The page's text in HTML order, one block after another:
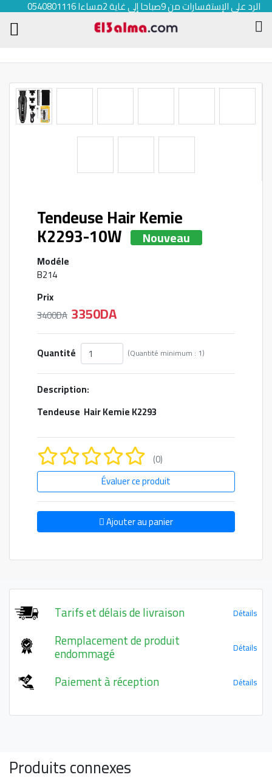
الرد على الإستفسارات من 9صباحا إلى غاية 2مساءا 0540801116
Tendeuse Hair Kemie
K2293-10W Nouveau
Modéle
B214
Prix
3400DA 3350DA
Quantité (Quantité minimum : 1)
Description:
Tendeuse Hair Kemie K2293
(0)
Évaluer ce produit
Ajouter au panier
Tarifs et délais de livraison Détails
Remplacement de produit
endommagé Détails
Paiement à réception Détails
Produits connexes